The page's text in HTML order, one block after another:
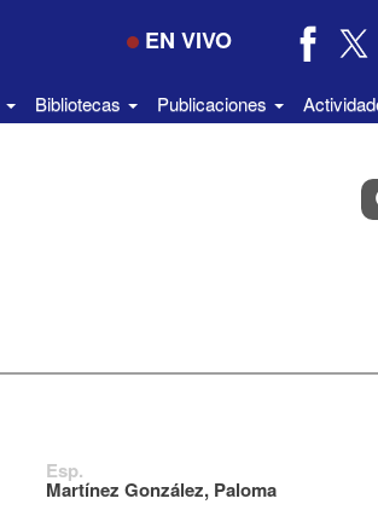
EN VIVO
Bibliotecas Publicaciones
Esp.
Martínez González, Paloma